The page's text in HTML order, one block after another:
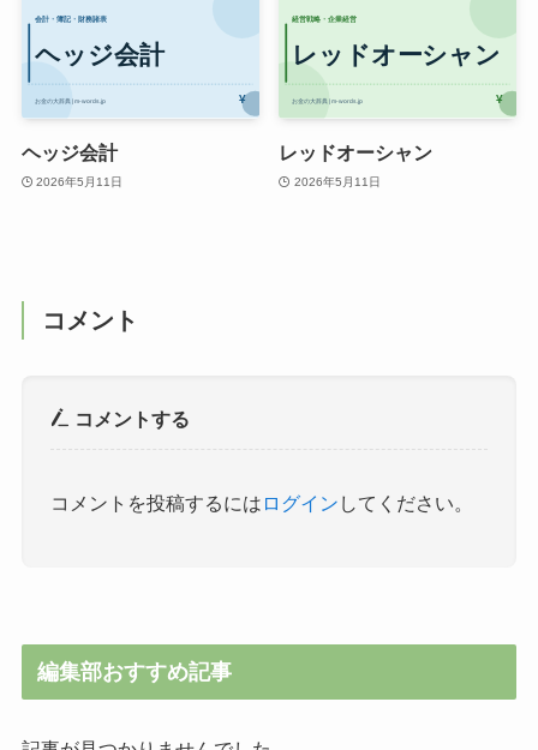
ヘッジ会計
2026年5月11日
レッドオーシャン
2026年5月11日
コメント
コメントする
コメントを投稿するには ログイン してください。
編集部おすすめ記事